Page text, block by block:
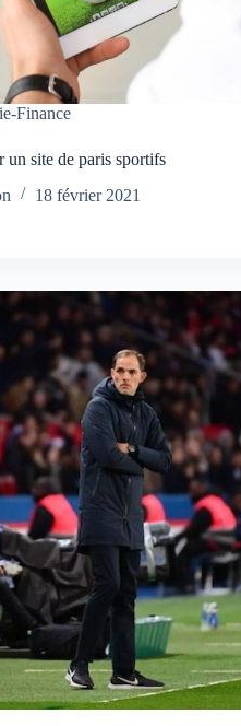
Finance
un site de paris sportifs
18 février 2021